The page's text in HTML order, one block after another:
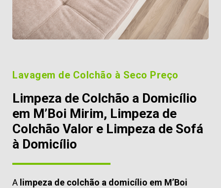
Lavagem de Colchão à Seco Preço
Limpeza de Colchão a Domicílio
em M’Boi Mirim, Limpeza de
Colchão Valor e Limpeza de Sofá
à Domicílio
A limpeza de colchão a domicílio em M’Boi